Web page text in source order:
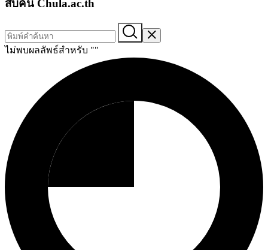
สืบค้น Chula.ac.th
ไม่พบผลลัพธ์สำหรับ ""